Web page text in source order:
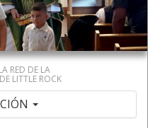
RED DE LA
LITTLE ROCK